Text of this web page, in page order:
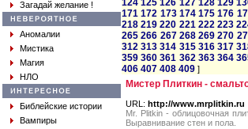
Загадай желание !
Аномалии
Мистика
Магия
НЛО
Библейские истории
Вампиры
124 125 126 127 128 129
171 172 173 174 175 176
218 219 220 221 222 223
265 266 267 268 269 270
312 313 314 315 316 317
359 360 361 362 363 364
406 407 408 409 ]
Мистер Плиткин -
URL: http://www.mrplitkin.ru
Mr. Plitkin - облицовочная
Выравнивание стен и пола.